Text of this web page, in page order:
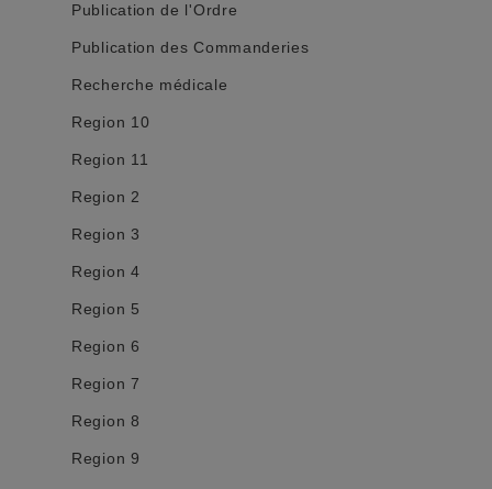
Publication de l'Ordre
Publication des Commanderies
Recherche médicale
Region 10
Region 11
Region 2
Region 3
Region 4
Region 5
Region 6
Region 7
Region 8
Region 9